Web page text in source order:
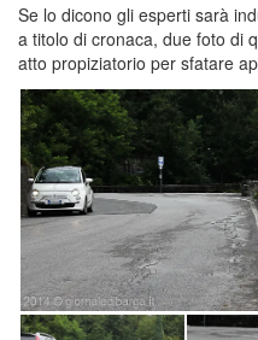
Se lo dicono gli esperti sarà
a titolo di cronaca, due foto di
atto propiziatorio per sfatare